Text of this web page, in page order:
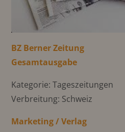
BZ Berner Zeitung
Gesamtausgabe
Kategorie: Tageszeitungen
Verbreitung: Schweiz
Marketing / Verlag